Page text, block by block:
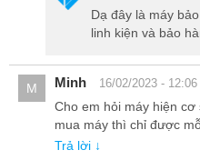
Dạ đây là máy
linh kiện và bảo
M Minh 16/02/2023 - 12:06
Cho em hỏi máy hiện
mua máy thì chỉ được
Trả lời ↓